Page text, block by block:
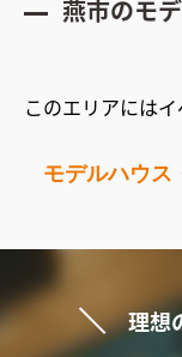
燕市のモ
このエリアにはイ
モデルハウス
理想